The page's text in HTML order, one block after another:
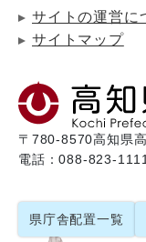
サイトの運営に
サイトマップ
〒780-8570高知県
電話：088-823-
県庁舎配置一覧